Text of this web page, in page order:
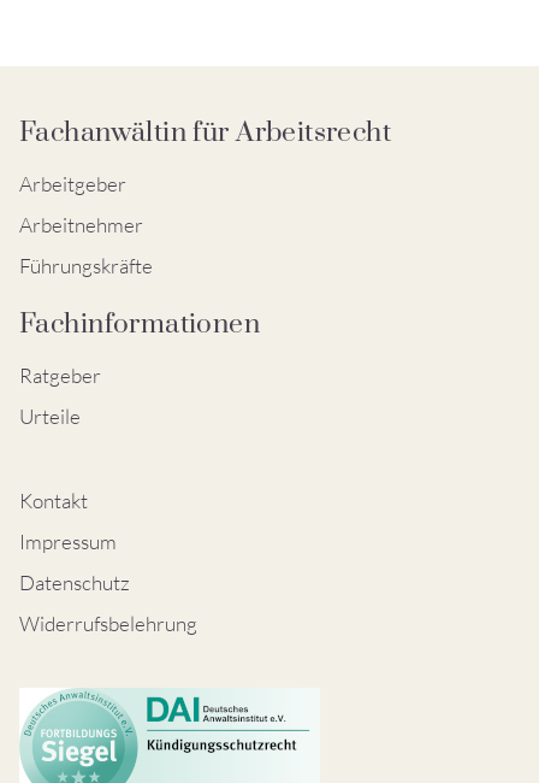
Fachanwältin für Arbeitsrecht
Arbeitgeber
Arbeitnehmer
Führungskräfte
Fachinformationen
Ratgeber
Urteile
Kontakt
Impressum
Datenschutz
Widerrufsbelehrung